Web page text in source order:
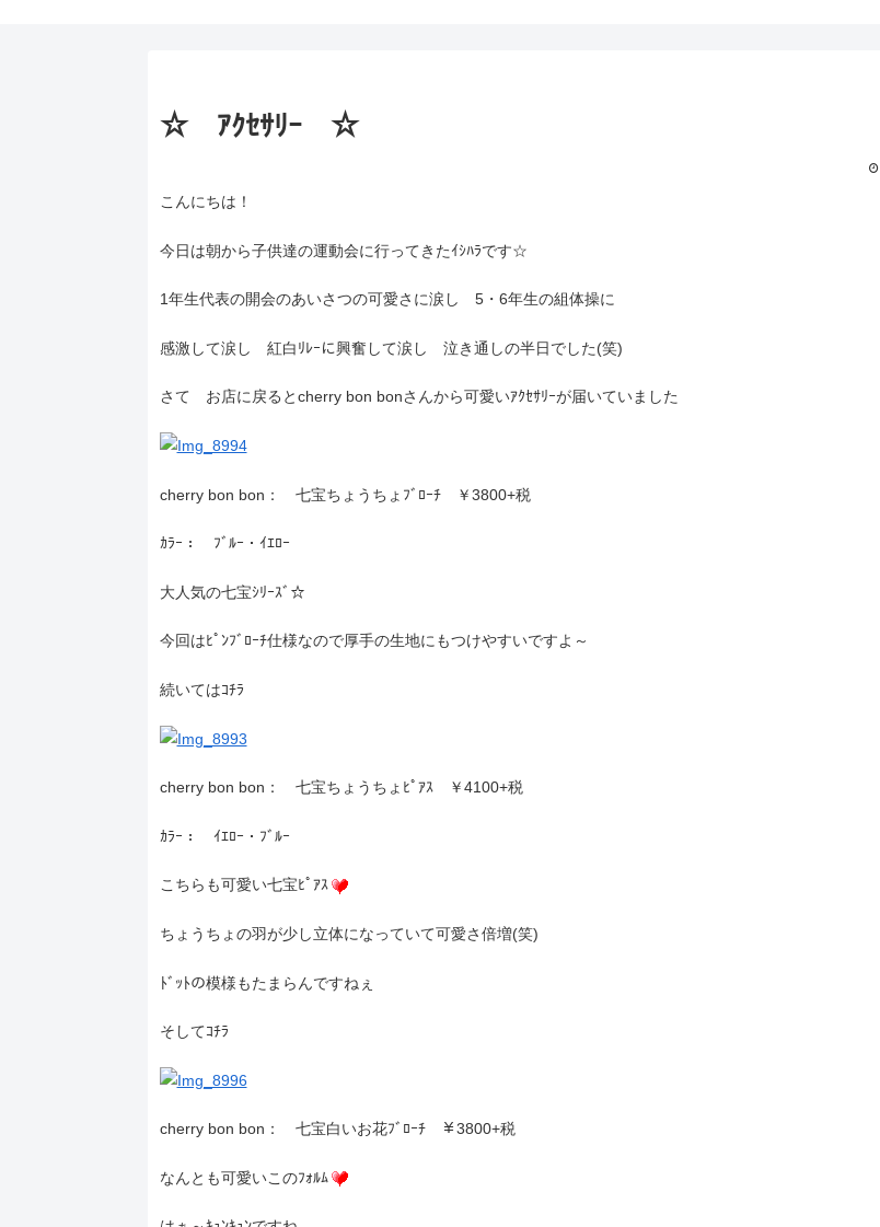
☆ ｱｸｾｻﾘｰ ☆
こんにちは！
今日は朝から子供達の運動会に行ってきたｲｼﾊﾗです☆
1年生代表の開会のあいさつの可愛さに涙し 5・6年生の組体操に
感激して涙し 紅白ﾘﾚｰに興奮して涙し 泣き通しの半日でした(笑)
さて お店に戻るとcherry bon bonさんから可愛いｱｸｾｻﾘｰが届いていました
cherry bon bon： 七宝ちょうちょﾌﾞﾛｰﾁ ￥3800+税
ｶﾗｰ： ﾌﾞﾙｰ・ｲｴﾛｰ
大人気の七宝ｼﾘｰｽﾞ☆
今回はﾋﾟﾝﾌﾞﾛｰﾁ仕様なので厚手の生地にもつけやすいですよ～
続いてはｺﾁﾗ
cherry bon bon： 七宝ちょうちょﾋﾟｱｽ ￥4100+税
ｶﾗｰ： ｲｴﾛｰ・ﾌﾞﾙｰ
こちらも可愛い七宝ﾋﾟｱｽ
ちょうちょの羽が少し立体になっていて可愛さ倍増(笑)
ﾄﾞｯﾄの模様もたまらんですねぇ
そしてｺﾁﾗ
cherry bon bon： 七宝白いお花ﾌﾞﾛｰﾁ ￥3800+税
なんとも可愛いこのﾌｫﾙﾑ